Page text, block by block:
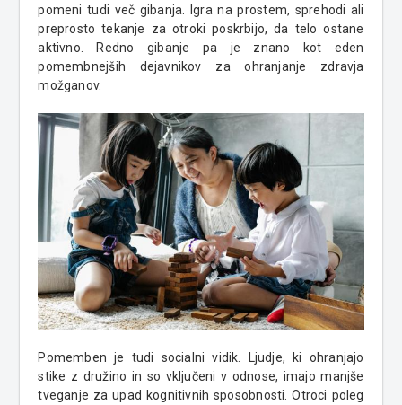
pomeni tudi več gibanja. Igra na prostem, sprehodi ali
preprosto tekanje za otroki poskrbijo, da telo ostane
aktivno. Redno gibanje pa je znano kot eden
pomembnejših dejavnikov za ohranjanje zdravja
možganov.
Pomemben je tudi socialni vidik. Ljudje, ki ohranjajo
stike z družino in so vključeni v odnose, imajo manjše
tveganje za upad kognitivnih sposobnosti. Otroci poleg